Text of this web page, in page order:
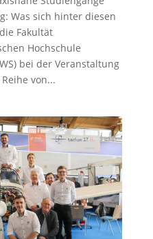
Was sich hinter diesen
Fakultät
Hochschule
bei der Veranstaltung
von...